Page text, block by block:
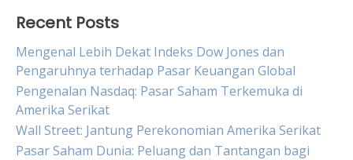
Recent Posts
Mengenal Lebih Dekat Indeks Dow Jones dan
Pengaruhnya terhadap Pasar Keuangan Global
Pengenalan Nasdaq: Pasar Saham Terkemuka di
Amerika Serikat
Wall Street: Jantung Perekonomian Amerika Serikat
Pasar Saham Dunia: Peluang dan Tantangan bagi